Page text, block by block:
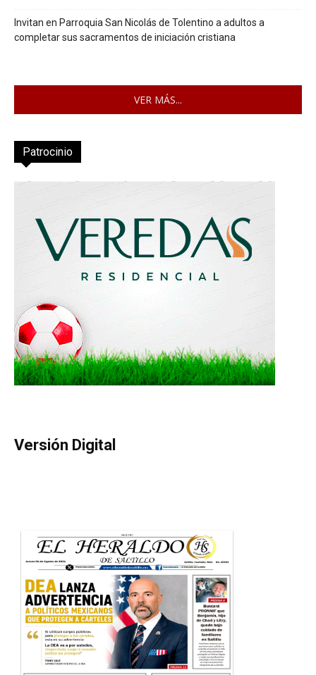
Invitan en Parroquia San Nicolás de Tolentino a adultos a
completar sus sacramentos de iniciación cristiana
VER MÁS...
Patrocinio
Versión Digital